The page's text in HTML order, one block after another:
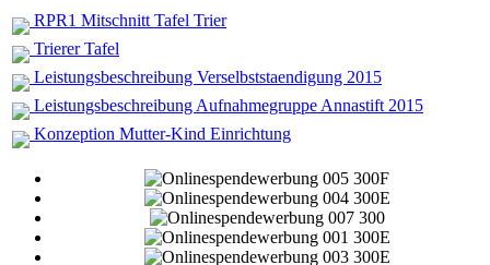
RPR1 Mitschnitt Tafel Trier
Trierer Tafel
Leistungsbeschreibung Verselbststaendigung 2015
Leistungsbeschreibung Aufnahmegruppe Annastift 2015
Konzeption Mutter-Kind Einrichtung